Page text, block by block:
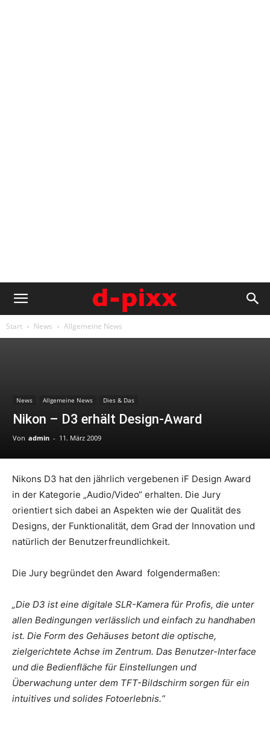
Start News Allgemeine News
News Allgemeine News Dies & Das
Nikon – D3 erhält Design-Award
Von admin - 11. März 2009
Nikons D3 hat den jährlich vergebenen iF Design Award
in der Kategorie „Audio/Video“ erhalten. Die Jury
orientiert sich dabei an Aspekten wie der Qualität des
Designs, der Funktionalität, dem Grad der Innovation und
natürlich der Benutzerfreundlichkeit.
Die Jury begründet den Award folgendermaßen:
„Die D3 ist eine digitale SLR-Kamera für Profis, die unter
allen Bedingungen verlässlich und einfach zu handhaben
ist. Die Form des Gehäuses betont die optische,
zielgerichtete Achse im Zentrum. Das Benutzer-Interface
und die Bedienfläche für Einstellungen und
Überwachung unter dem TFT-Bildschirm sorgen für ein
intuitives und solides Fotoerlebnis.“